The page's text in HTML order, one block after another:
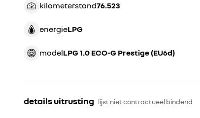
kilometerstand 76.523
energie LPG
model LPG 1.0 ECO-G Prestige (EU6d)
details uitrusting lijst niet contractueel bindend